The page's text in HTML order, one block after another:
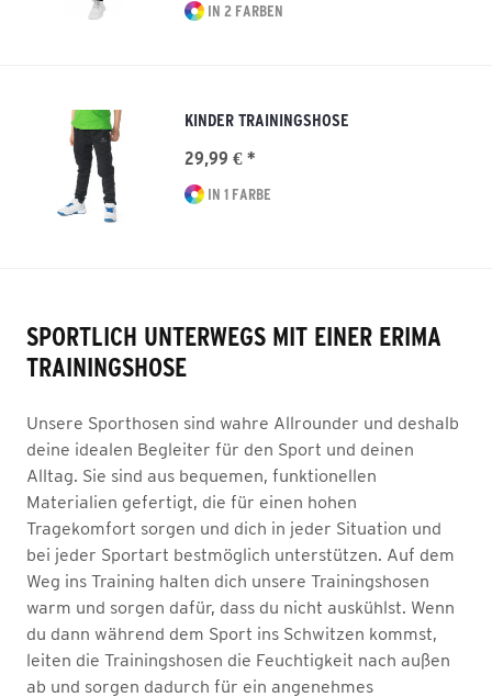
IN 2 FARBEN
KINDER TRAININGSHOSE
29,99 € *
IN 1 FARBE
SPORTLICH UNTERWEGS MIT EINER ERIMA
TRAININGSHOSE
Unsere Sporthosen sind wahre Allrounder und deshalb
deine idealen Begleiter für den Sport und deinen
Alltag. Sie sind aus bequemen, funktionellen
Materialien gefertigt, die für einen hohen
Tragekomfort sorgen und dich in jeder Situation und
bei jeder Sportart bestmöglich unterstützen. Auf dem
Weg ins Training halten dich unsere Trainingshosen
warm und sorgen dafür, dass du nicht auskühlst. Wenn
du dann während dem Sport ins Schwitzen kommst,
leiten die Trainingshosen die Feuchtigkeit nach außen
ab und sorgen dadurch für ein angenehmes